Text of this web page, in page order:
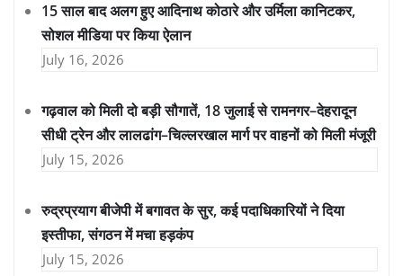
15 साल बाद अलग हुए आदिनाथ कोठारे और उर्मिला कानिटकर,
सोशल मीडिया पर किया ऐलान
July 16, 2026
गढ़वाल को मिली दो बड़ी सौगातें, 18 जुलाई से रामनगर–देहरादून
सीधी ट्रेन और लालढांग–चिल्लरखाल मार्ग पर वाहनों को मिली मंजूरी
July 15, 2026
रुद्रप्रयाग बीजेपी में बगावत के सुर, कई पदाधिकारियों ने दिया
इस्तीफा, संगठन में मचा हड़कंप
July 15, 2026